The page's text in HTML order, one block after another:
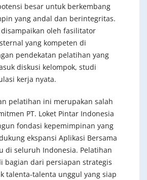
besar untuk berkembang
yang andal dan berintegritas.
oleh fasilitator
yang kompeten di
pendekatan pelatihan yang
diskusi kelompok, studi
kerja nyata.
pelatihan ini merupakan salah
PT. Loket Pintar Indonesia
fondasi kepemimpinan yang
ekspansi Aplikasi Bersama
di seluruh Indonesia. Pelatihan
bagian dari persiapan strategis
talenta-talenta unggul yang siap